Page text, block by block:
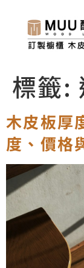
標籤:
木皮板厚
度、價格